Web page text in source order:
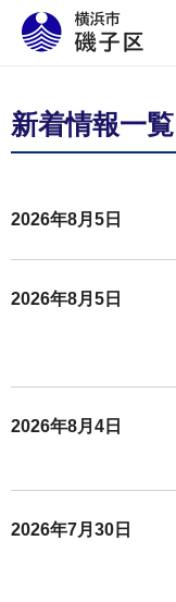
新着情報一覧
2026年8月5日
2026年8月5日
2026年8月4日
2026年7月30日